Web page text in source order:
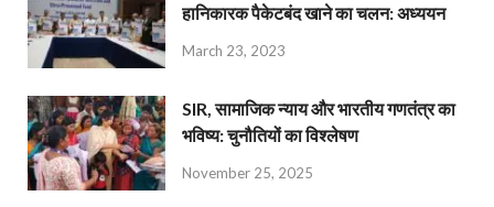
हानिकारक पैकेटबंद खाने का चलन: अध्ययन
March 23, 2023
SIR, सामाजिक न्याय और भारतीय गणतंत्र का
भविष्य: चुनौतियों का विश्लेषण
November 25, 2025